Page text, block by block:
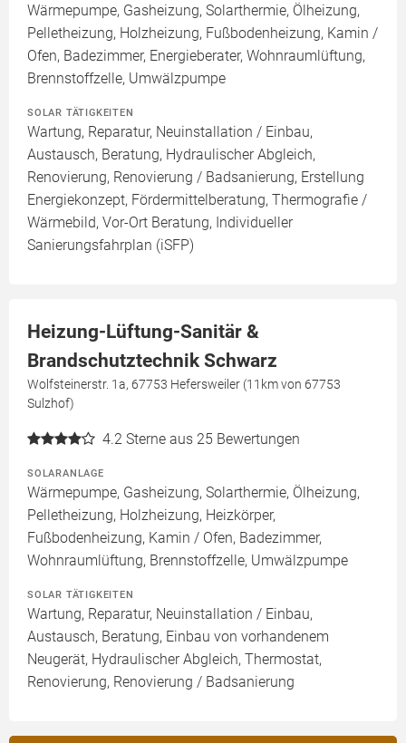
Wärmepumpe, Gasheizung, Solarthermie, Ölheizung,
Pelletheizung, Holzheizung, Fußbodenheizung, Kamin /
Ofen, Badezimmer, Energieberater, Wohnraumlüftung,
Brennstoffzelle, Umwälzpumpe
SOLAR TÄTIGKEITEN
Wartung, Reparatur, Neuinstallation / Einbau,
Austausch, Beratung, Hydraulischer Abgleich,
Renovierung, Renovierung / Badsanierung, Erstellung
Energiekonzept, Fördermittelberatung, Thermografie /
Wärmebild, Vor-Ort Beratung, Individueller
Sanierungsfahrplan (iSFP)
Heizung-Lüftung-Sanitär &
Brandschutztechnik Schwarz
Wolfsteinerstr. 1a, 67753 Hefersweiler (11km von 67753
Sulzhof)
4.2 Sterne aus 25 Bewertungen
SOLARANLAGE
Wärmepumpe, Gasheizung, Solarthermie, Ölheizung,
Pelletheizung, Holzheizung, Heizkörper,
Fußbodenheizung, Kamin / Ofen, Badezimmer,
Wohnraumlüftung, Brennstoffzelle, Umwälzpumpe
SOLAR TÄTIGKEITEN
Wartung, Reparatur, Neuinstallation / Einbau,
Austausch, Beratung, Einbau von vorhandenem
Neugerät, Hydraulischer Abgleich, Thermostat,
Renovierung, Renovierung / Badsanierung